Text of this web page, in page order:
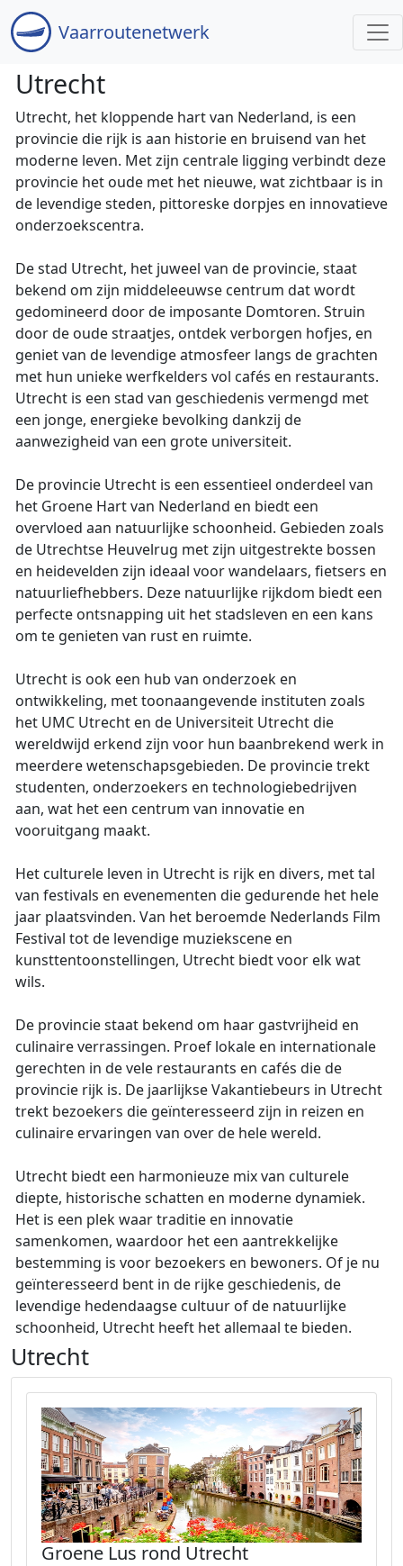
Vaarroutenetwerk
Utrecht
Utrecht, het kloppende hart van Nederland, is een
provincie die rijk is aan historie en bruisend van het
moderne leven. Met zijn centrale ligging verbindt deze
provincie het oude met het nieuwe, wat zichtbaar is in
de levendige steden, pittoreske dorpjes en innovatieve
onderzoekscentra.
De stad Utrecht, het juweel van de provincie, staat
bekend om zijn middeleeuwse centrum dat wordt
gedomineerd door de imposante Domtoren. Struin
door de oude straatjes, ontdek verborgen hofjes, en
geniet van de levendige atmosfeer langs de grachten
met hun unieke werfkelders vol cafés en restaurants.
Utrecht is een stad van geschiedenis vermengd met
een jonge, energieke bevolking dankzij de
aanwezigheid van een grote universiteit.
De provincie Utrecht is een essentieel onderdeel van
het Groene Hart van Nederland en biedt een
overvloed aan natuurlijke schoonheid. Gebieden zoals
de Utrechtse Heuvelrug met zijn uitgestrekte bossen
en heidevelden zijn ideaal voor wandelaars, fietsers en
natuurliefhebbers. Deze natuurlijke rijkdom biedt een
perfecte ontsnapping uit het stadsleven en een kans
om te genieten van rust en ruimte.
Utrecht is ook een hub van onderzoek en
ontwikkeling, met toonaangevende instituten zoals
het UMC Utrecht en de Universiteit Utrecht die
wereldwijd erkend zijn voor hun baanbrekend werk in
meerdere wetenschapsgebieden. De provincie trekt
studenten, onderzoekers en technologiebedrijven
aan, wat het een centrum van innovatie en
vooruitgang maakt.
Het culturele leven in Utrecht is rijk en divers, met tal
van festivals en evenementen die gedurende het hele
jaar plaatsvinden. Van het beroemde Nederlands Film
Festival tot de levendige muziekscene en
kunsttentoonstellingen, Utrecht biedt voor elk wat
wils.
De provincie staat bekend om haar gastvrijheid en
culinaire verrassingen. Proef lokale en internationale
gerechten in de vele restaurants en cafés die de
provincie rijk is. De jaarlijkse Vakantiebeurs in Utrecht
trekt bezoekers die geïnteresseerd zijn in reizen en
culinaire ervaringen van over de hele wereld.
Utrecht biedt een harmonieuze mix van culturele
diepte, historische schatten en moderne dynamiek.
Het is een plek waar traditie en innovatie
samenkomen, waardoor het een aantrekkelijke
bestemming is voor bezoekers en bewoners. Of je nu
geïnteresseerd bent in de rijke geschiedenis, de
levendige hedendaagse cultuur of de natuurlijke
schoonheid, Utrecht heeft het allemaal te bieden.
Utrecht
Groene Lus rond Utrecht